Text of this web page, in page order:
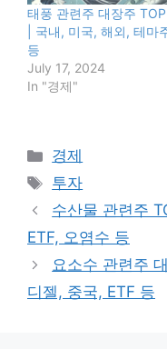
태풍 관련주 대장주
| 국내, 미국, 해외, 테마
등
July 17, 2024
In "경제"
Categories
경제
Tags
투자
수산물 관련주
ETF, 오염수 등
요소수 관련주
디젤, 중국, ETF 등